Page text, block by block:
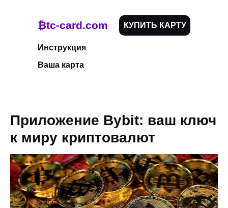
Инструкция
Ваша карта
КУПИТЬ КАРТУ
₿tc-card.com
Приложение Bybit: ваш ключ
к миру криптовалют